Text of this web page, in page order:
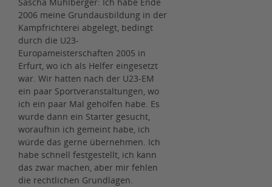
2006 meine Grundausbildung in der
Kampfrichterei abgelegt, bedingt
durch die U23-
Europameisterschaften 2005 in
Erfurt, wo ich als Helfer eingesetzt
war. Wir hatten nach der U23-EM
ein paar Sportveranstaltungen, wo
ich ein paar Mal geholfen habe. Es
wurde dann ein Starter gesucht,
woraufhin ich gemeint habe, ich
würde das gerne übernehmen. Ich
habe schnell festgestellt, ich kann
das zwar machen, aber mir fehlen
die rechtlichen Grundlagen.